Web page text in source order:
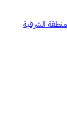
الشرقية